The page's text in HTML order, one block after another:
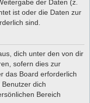
der Daten (z.
ist oder die Daten zur
sind.
dich unter den von dir
sofern dies zur
das Board erforderlich
dich
Bereich